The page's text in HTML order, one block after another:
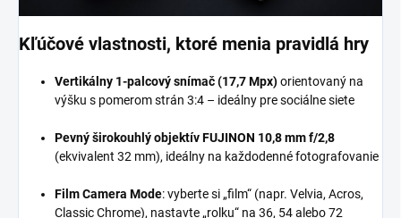
Kľúčové vlastnosti, ktoré menia pravidlá hry
Vertikálny 1-palcový snímač (17,7 Mpx)orientovaný na
výšku s pomerom strán 3:4 – ideálny pre sociálne siete
Pevný širokouhlý objektív FUJINON 10,8 mm f/2,8
(ekvivalent 32 mm), ideálny na každodenné fotografovanie
Film Camera Mode: vyberte si „film“ (napr. Velvia, Acros,
Classic Chrome), nastavte „rolku“ na 36, 54 alebo 72